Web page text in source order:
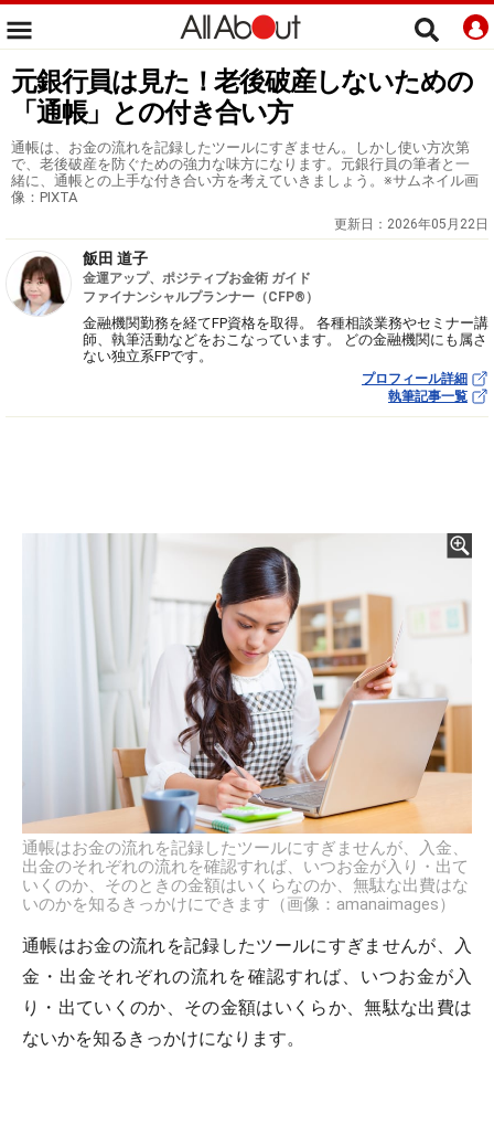
元銀行員は見た！老後破産しないための
「通帳」との付き合い方
通帳は、お金の流れを記録したツールにすぎません。しかし使い方次第
で、老後破産を防ぐための強力な味方になります。元銀行員の筆者と一
緒に、通帳との上手な付き合い方を考えていきましょう。※サムネイル画
像：PIXTA
更新日： 2026年05月22日
飯田 道子
金運アップ、ポジティブお金術 ガイド
ファイナンシャルプランナー（CFP®）
金融機関勤務を経てFP資格を取得。 各種相談業務やセミナー講
師、執筆活動などをおこなっています。 どの金融機関にも属さ
ない独立系FPです。
プロフィール詳細
執筆記事一覧
通帳はお金の流れを記録したツールにすぎませんが、入金、
出金のそれぞれの流れを確認すれば、いつお金が入り・出て
いくのか、そのときの金額はいくらなのか、無駄な出費はな
いのかを知るきっかけにできます（画像：amanaimages）
通帳はお金の流れを記録したツールにすぎませんが、入
金・出金それぞれの流れを確認すれば、いつお金が入
り・出ていくのか、その金額はいくらか、無駄な出費は
ないかを知るきっかけになります。